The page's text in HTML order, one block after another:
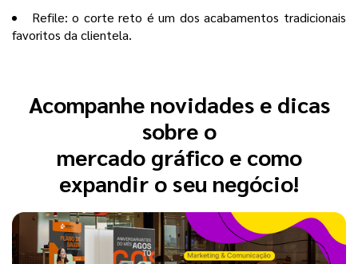
Refile: o corte reto é um dos acabamentos tradicionais
favoritos da clientela.
Acompanhe novidades e dicas
sobre o
mercado gráfico e como
expandir o seu negócio!